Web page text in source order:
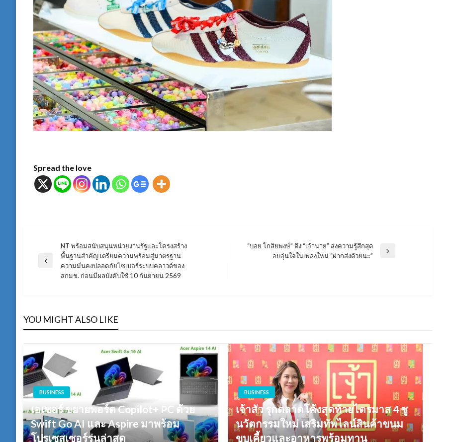
Spread the love
แนะแนว
เรื่อง
Previous
NT พร้อมสนับสนุนหน่วยงานรัฐและโครงสร้าง
พื้นฐานสำคัญ เตรียมความพร้อมสู่มาตรฐาน
ความมั่นคงปลอดภัยไซเบอร์ระบบคลาวด์ของ
สกมช. ก่อนมีผลบังคับใช้ 10 กันยายน 2569
“บอย โกสิยพงษ์” ดึง “เจ้านาย” ส่งความรู้สึกสุด
อบอุ่นใจในเพลงใหม่ “ฝากส่งด้วยนะ”
YOU MIGHT ALSO LIKE
BUSINESS
เอเซอร์ ขยายพอร์ต Copilot+ PC ด้วย
Swift Go AI และ Aspire มาพร้อม
โปรเซสเซอร์รุ่นล่าสุด
BUSINESS
เจ้าสัว รุกตลาดโค้งสุดท้ายไตรมาส 4 ชู
นวัตกรรมใหม่ เสริมทัพไลน์สินค้าขนม
ขบเคี้ยวและอาหารพร้อมทาน